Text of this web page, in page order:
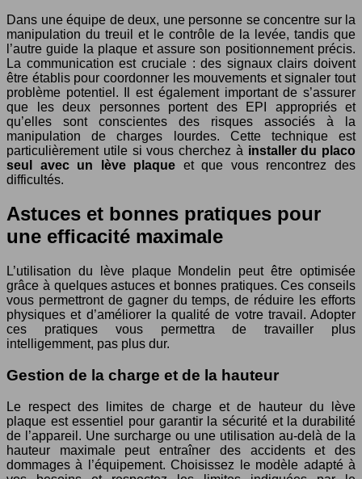
Dans une équipe de deux, une personne se concentre sur la
manipulation du treuil et le contrôle de la levée, tandis que
l’autre guide la plaque et assure son positionnement précis.
La communication est cruciale : des signaux clairs doivent
être établis pour coordonner les mouvements et signaler tout
problème potentiel. Il est également important de s’assurer
que les deux personnes portent des EPI appropriés et
qu’elles sont conscientes des risques associés à la
manipulation de charges lourdes. Cette technique est
particulièrement utile si vous cherchez à installer du placo
seul avec un lève plaque et que vous rencontrez des
difficultés.
Astuces et bonnes pratiques pour
une efficacité maximale
L’utilisation du lève plaque Mondelin peut être optimisée
grâce à quelques astuces et bonnes pratiques. Ces conseils
vous permettront de gagner du temps, de réduire les efforts
physiques et d’améliorer la qualité de votre travail. Adopter
ces pratiques vous permettra de travailler plus
intelligemment, pas plus dur.
Gestion de la charge et de la hauteur
Le respect des limites de charge et de hauteur du lève
plaque est essentiel pour garantir la sécurité et la durabilité
de l’appareil. Une surcharge ou une utilisation au-delà de la
hauteur maximale peut entraîner des accidents et des
dommages à l’équipement. Choisissez le modèle adapté à